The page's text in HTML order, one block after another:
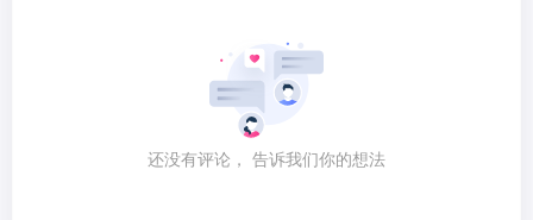
还没有评论， 告诉我们你的想法